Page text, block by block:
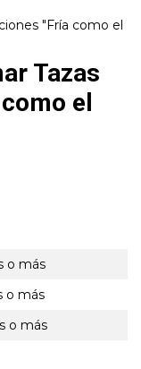
"Fría como el
Tazas
el
o más
o más
o más